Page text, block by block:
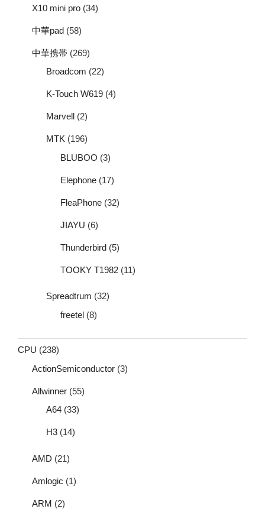
X10 mini pro (34)
中華pad (58)
中華携帯 (269)
Broadcom (22)
K-Touch W619 (4)
Marvell (2)
MTK (196)
BLUBOO (3)
Elephone (17)
FleaPhone (32)
JIAYU (6)
Thunderbird (5)
TOOKY T1982 (11)
Spreadtrum (32)
freetel (8)
CPU (238)
ActionSemiconductor (3)
Allwinner (55)
A64 (33)
H3 (14)
AMD (21)
Amlogic (1)
ARM (2)